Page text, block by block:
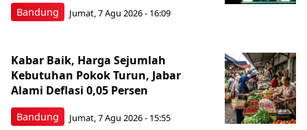
Bandung Jumat, 7 Agu 2026 - 16:09
Bandung
Kabar Baik, Harga Sejumlah
Kebutuhan Pokok Turun, Jabar
Alami Deflasi 0,05 Persen
Jumat, 7 Agu 2026 - 15:55